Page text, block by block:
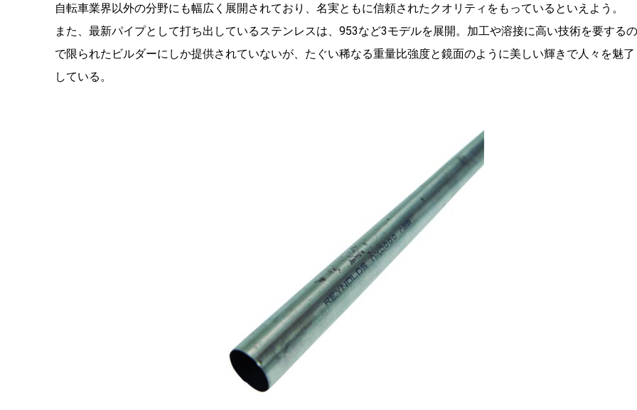
自転車業界以外の分野にも幅広く展開されており、名実ともに信頼されたクオリティをもっているといえよう。
また、最新パイプとして打ち出しているステンレスは、953など3モデルを展開。加工や溶接に高い技術を要するの
で限られたビルダーにしか提供されていないが、たぐい稀なる重量比強度と鏡面のように美しい輝きで人々を魅了
している。